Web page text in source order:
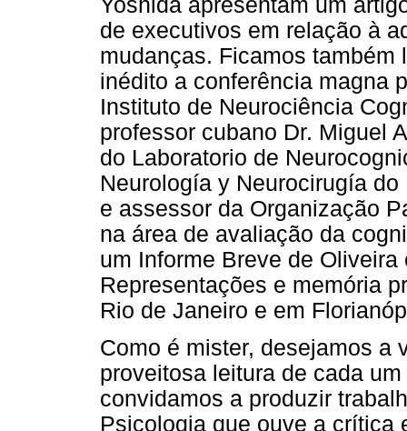
de executivos em relação à
mudanças. Ficamos
inédito a conferência magna
Instituto de Neurociência
professor cubano Dr. Miguel
do Laboratorio de
Neurología y Neurocirugía
e assessor da Organização
na área de avaliação da
um Informe Breve de
Representações e memória
Rio de Janeiro e em
Como é mister, desejamos a
proveitosa leitura de cada
convidamos a produzir
Psicologia que ouve a crítica